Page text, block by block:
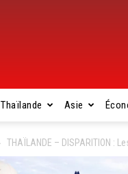
Thaïlande Asie
THAÏLANDE – DISPARITION :